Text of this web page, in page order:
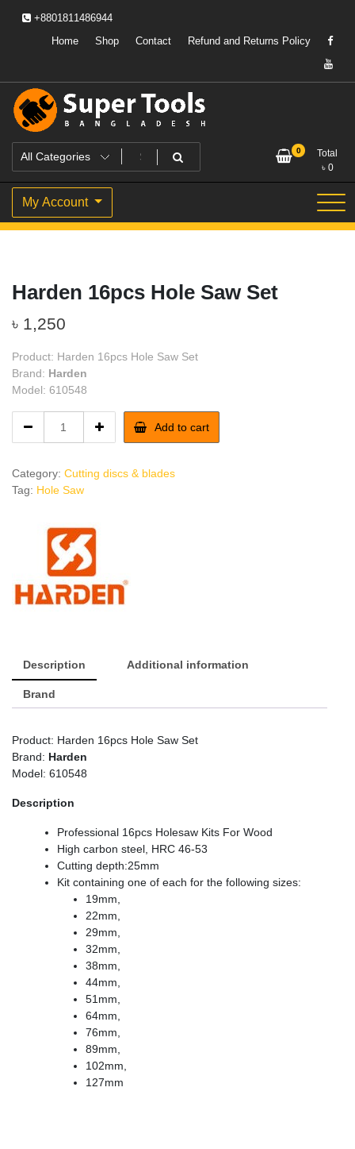
+8801811486944
Home
Shop Contact Refund and Returns Policy
Super Tools Bangladesh
Powering Professionals. Building Bangladesh.
0
Total
৳ 0
My Account
Harden 16pcs Hole Saw Set
৳ 1,250
Product: Harden 16pcs Hole Saw Set
Brand: Harden
Model: 610548
16pcs
Set
Add to cart
Category: Cutting discs & blades
Tag: Hole Saw
Description Additional information
Brand
Product: Harden 16pcs Hole Saw Set
Brand: Harden
Model: 610548
Description
Professional 16pcs Holesaw Kits For Wood
High carbon steel, HRC 46-53
Cutting depth:25mm
Kit containing one of each for the following sizes:
19mm,
22mm,
29mm,
32mm,
38mm,
44mm,
51mm,
64mm,
76mm,
89mm,
102mm,
127mm